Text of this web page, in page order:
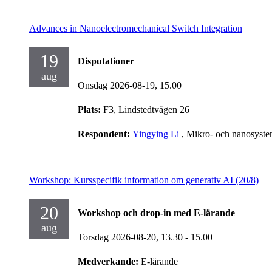
Advances in Nanoelectromechanical Switch Integration
19
aug
Disputationer
Onsdag 2026-08-19, 15.00
Plats: F3, Lindstedtvägen 26
Respondent: Yingying Li , Mikro- och
Workshop: Kursspecifik information om generativ AI (20/8)
20
aug
Workshop och drop-in med E-lärande
Torsdag 2026-08-20, 13.30 - 15.00
Medverkande: E-lärande